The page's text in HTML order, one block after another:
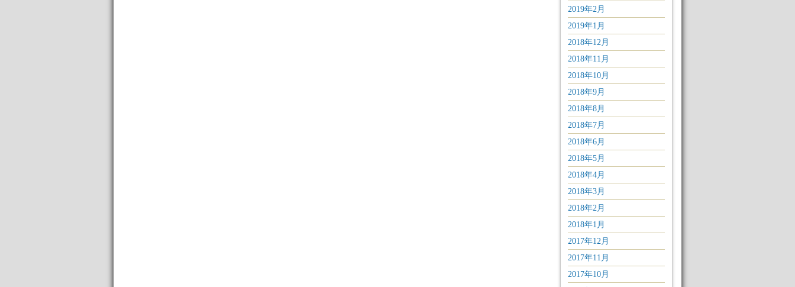
2019年2月
2019年1月
2018年12月
2018年11月
2018年10月
2018年9月
2018年8月
2018年7月
2018年6月
2018年5月
2018年4月
2018年3月
2018年2月
2018年1月
2017年12月
2017年11月
2017年10月